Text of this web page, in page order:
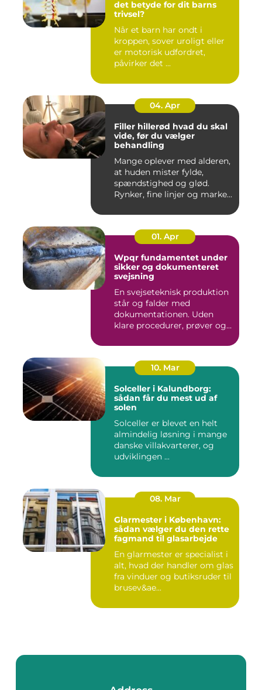
det betyde for dit barns
trivsel?
Når et barn har ondt i
kroppen, sover uroligt eller
er motorisk udfordret,
påvirker det ...
04. Apr
Filler hillerød hvad du skal
vide, før du vælger
behandling
Mange oplever med alderen,
at huden mister fylde,
spændstighed og glød.
Rynker, fine linjer og marke...
01. Apr
Wpqr fundamentet under
sikker og dokumenteret
svejsning
En svejseteknisk produktion
står og falder med
dokumentationen. Uden
klare procedurer, prøver og
10. Mar
Solceller i Kalundborg:
sådan får du mest ud af
solen
Solceller er blevet en helt
almindelig løsning i mange
danske villakvarterer, og
udviklingen ...
08. Mar
Glarmester i København:
sådan vælger du den rette
fagmand til glasarbejde
En glarmester er specialist i
alt, hvad der handler om glas
fra vinduer og butiksruder til
brusev&ae...